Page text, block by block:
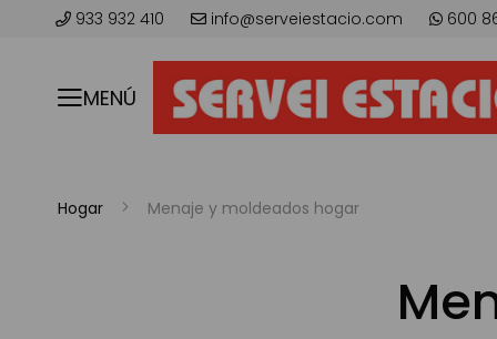
933 932 410 info@serveiestacio.com 600
MENÚ
Hogar Menaje y moldeados hogar